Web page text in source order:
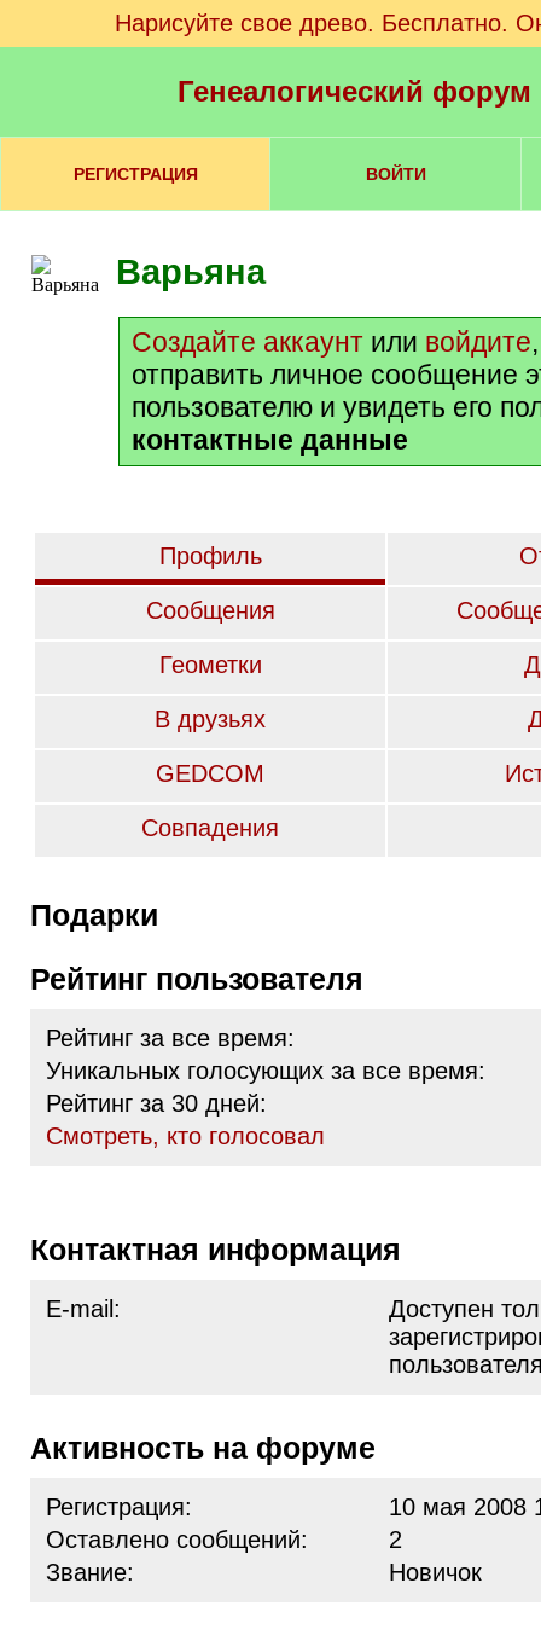
Нарисуйте свое древо. Бесплатно.
Генеалогический
РЕГИСТРАЦИЯ ВОЙТИ
Варьяна
Создайте аккаунт или войдите
отправить личное сообщение
пользователю и увидеть его
контактные данные
Профиль
Сообщения
Геометки
В друзьях
GEDCOM
Совпадения
Подарки
Рейтинг пользователя
Рейтинг за все время:
Уникальных голосующих за все время:
Рейтинг за 30 дней:
Cмотреть, кто голосовал
Контактная информация
E-mail:
Доступен
Активность на форуме
Регистрация:
10 мая 2008
Оставлено сообщений:
2
Звание:
Новичок